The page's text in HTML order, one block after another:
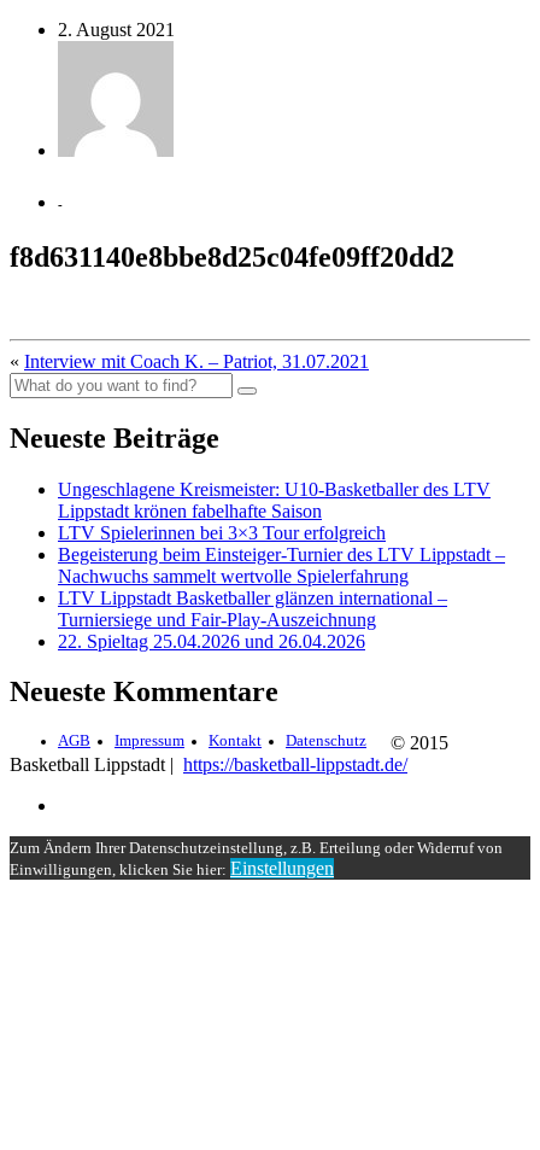
2. August 2021
-
f8d631140e8bbe8d25c04fe09ff20dd2
« Interview mit Coach K. – Patriot, 31.07.2021
Neueste Beiträge
Ungeschlagene Kreismeister: U10-Basketballer des LTV
Lippstadt krönen fabelhafte Saison
LTV Spielerinnen bei 3×3 Tour erfolgreich
Begeisterung beim Einsteiger-Turnier des LTV Lippstadt –
Nachwuchs sammelt wertvolle Spielerfahrung
LTV Lippstadt Basketballer glänzen international –
Turniersiege und Fair-Play-Auszeichnung
22. Spieltag 25.04.2026 und 26.04.2026
Neueste Kommentare
AGB Impressum Kontakt Datenschutz
© 2015
Basketball Lippstadt | https://basketball-lippstadt.de/
Zum Ändern Ihrer Datenschutzeinstellung, z.B. Erteilung oder Widerruf von
Einwilligungen, klicken Sie hier: Einstellungen